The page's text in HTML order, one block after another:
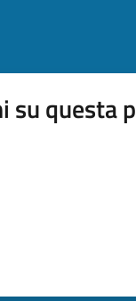
su questa